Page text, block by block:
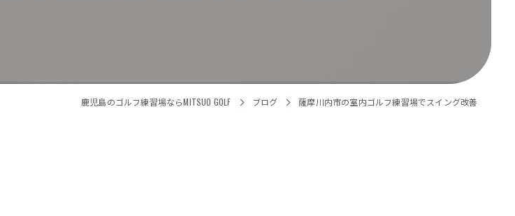
鹿児島のゴルフ練習場ならMITSUO GOLF ブログ 薩摩川内市の室内ゴルフ練習場でスイング改善